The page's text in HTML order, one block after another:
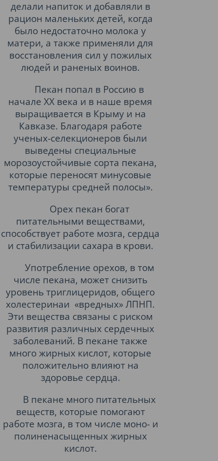
делали напиток и добавляли в
рацион маленьких детей, когда
было недостаточно молока у
матери, а также применяли для
восстановления сил у пожилых
людей и раненых воинов.
Пекан попал в Россию в
начале ХХ века и в наше время
выращивается в Крыму и на
Кавказе. Благодаря работе
ученых-селекционеров были
выведены специальные
морозоустойчивые сорта пекана,
которые переносят минусовые
температуры средней полосы».
Орех пекан богат
питательными веществами,
способствует работе мозга, сердца
и стабилизации сахара в крови.
Употребление орехов, в том
числе пекана, может снизить
уровень триглицеридов, общего
холестеринаи «вредных» ЛПНП.
Эти вещества связаны с риском
развития различных сердечных
заболеваний. В пекане также
много жирных кислот, которые
положительно влияют на
здоровье сердца.
В пекане много питательных
веществ, которые помогают
работе мозга, в том числе моно- и
полиненасыщенных жирных
кислот.